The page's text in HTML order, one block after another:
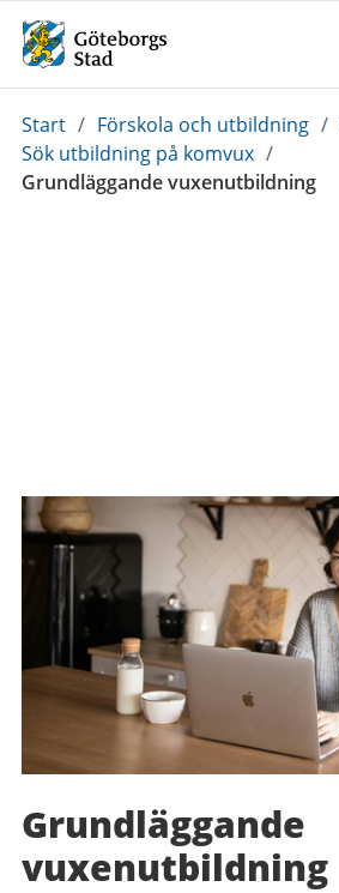
Du
är
här:
Start / Förskola och utbildning /
Sök utbildning på komvux /
Grundläggande vuxenutbildning
Grundläggande
vuxenutbildning